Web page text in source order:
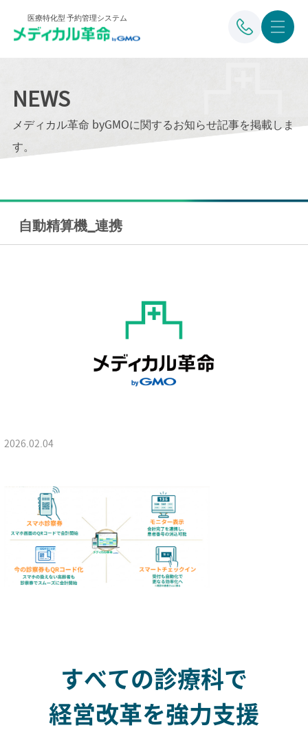
医療特化型 予約管理システム
NEWS
メディカル革命 byGMOに関するお知らせ記事を掲載しま
す。
自動精算機_連携
2026.02.04
すべての診療科で
経営改革を強力支援